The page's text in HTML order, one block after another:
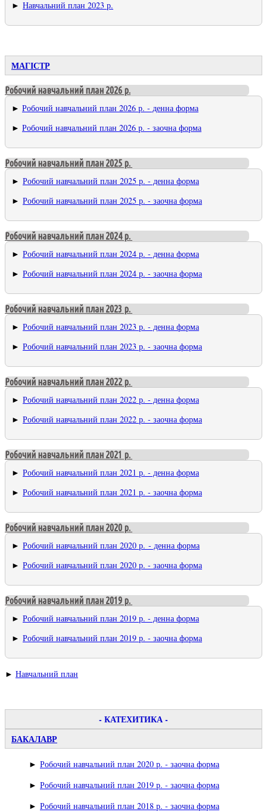
► Навчальний план 2023 р.
МАГІСТР
Робочий навчальний план 2026 р.
► Робочий навчальний план 2026 р. - денна форма
► Робочий навчальний план 2026 р. - заочна форма
Робочий навчальний план 2025 р.
► Робочий навчальний план 2025 р. - денна форма
► Робочий навчальний план 2025 р. - заочна форма
Робочий навчальний план 2024 р.
► Робочий навчальний план 2024 р. - денна форма
► Робочий навчальний план 2024 р. - заочна форма
Робочий навчальний план 2023 р.
► Робочий навчальний план 2023 р. - денна форма
► Робочий навчальний план 2023 р. - заочна форма
Робочий навчальний план 2022 р.
► Робочий навчальний план 2022 р. - денна форма
► Робочий навчальний план 2022 р. - заочна форма
Робочий навчальний план 2021 р.
► Робочий навчальний план 2021 р. - денна форма
► Робочий навчальний план 2021 р. - заочна форма
Робочий навчальний план 2020 р.
► Робочий навчальний план 2020 р. - денна форма
► Робочий навчальний план 2020 р. - заочна форма
Робочий навчальний план 2019 р.
► Робочий навчальний план 2019 р. - денна форма
► Робочий навчальний план 2019 р. - заочна форма
► Навчальний план
- КАТЕХИТИКА -
БАКАЛАВР
► Робочий навчальний план 2020 р. - заочна форма
► Робочий навчальний план 2019 р. - заочна форма
► Робочий навчальний план 2018 р. - заочна форма